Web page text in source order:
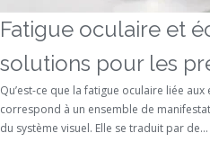
Fatigue oculaire et
solutions pour les
Qu’est-ce que la fatigue oculaire liée
correspond à un ensemble de
du système visuel. Elle se traduit par de...